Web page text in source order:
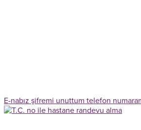
E-nabız şifremi unuttum telefon